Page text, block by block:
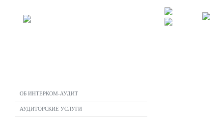
ОБ ИНТЕРКОМ-АУДИТ
АУДИТОРСКИЕ УСЛУГИ